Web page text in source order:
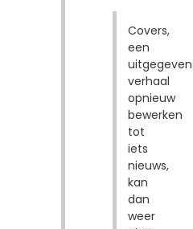
Covers,
een
uitgegeven
verhaal
opnieuw
bewerken
tot
iets
nieuws,
kan
dan
weer